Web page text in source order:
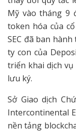
Mỹ vào tháng 9
token hóa của
SEC đã ban
ty con của
triển khai dịch
lưu ký.
Sở Giao dịch
Intercontinental
nền tảng